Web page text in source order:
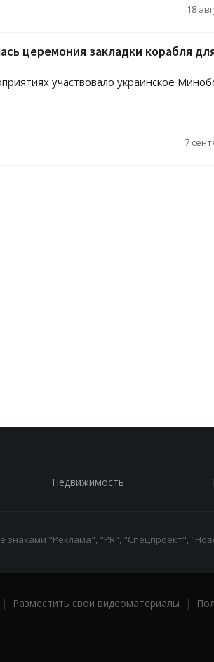
18
церемония закладки корабля
участвовало украинское
7
Недвижимость
"Реклама", "PR", "Спецпроект",
| Разместить свои видеоматериалы |